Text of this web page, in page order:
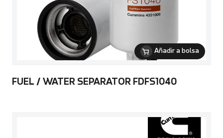
Añadir a bolsa
FUEL / WATER SEPARATOR FDFS1040